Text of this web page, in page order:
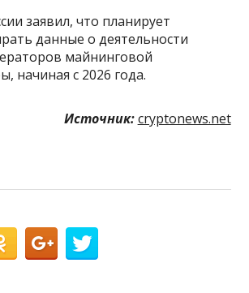
заявил, что планирует
данные о деятельности
майнинговой
начиная с 2026 года.
Источник: cryptonews.net